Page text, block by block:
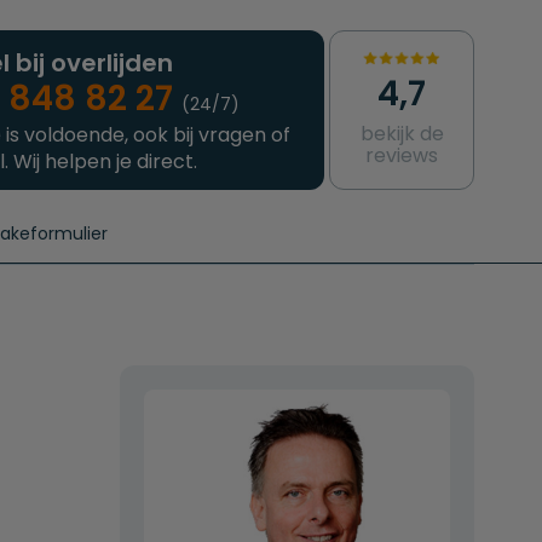
bij overlijden
82 27 (24/7)
voldoende, ook bij vragen of
Wij helpen je direct.
4,7
bekijk de
reviews